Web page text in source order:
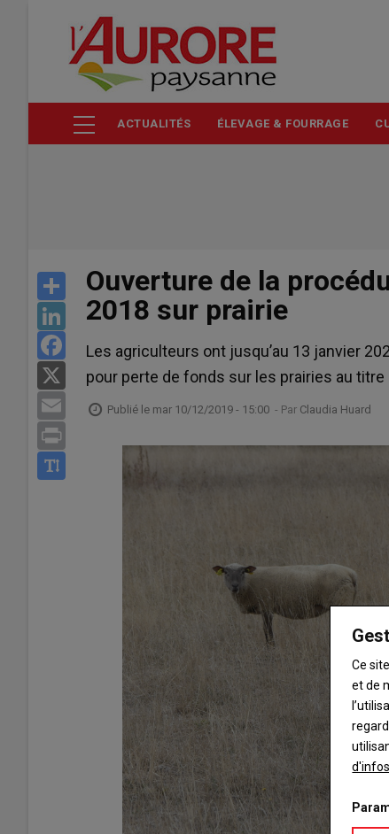
contenu
ACTUALITÉS ÉLEVAGE & FOURRAGE
Share
LinkedIn
Facebook
Email
Ouverture de la
2018 sur prairie
Les agriculteurs ont jusqu’au 13 janvier
pour perte de fonds sur les prairies au
Publié le mar 10/12/2019 - 15:00 - Par Claudia Huard
Ce
et de
d'infos